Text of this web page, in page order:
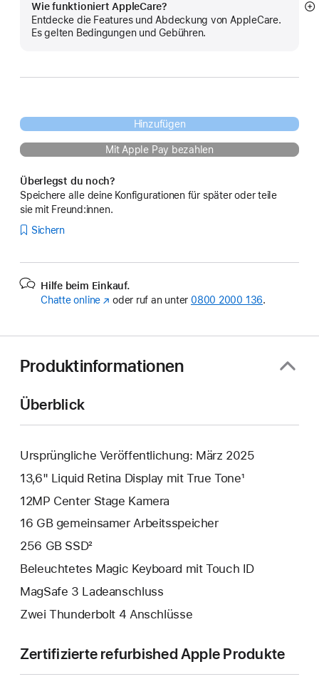
Wie funktioniert AppleCare?
Entdecke die Features und Abdeckung von AppleCare.
Es gelten Bedingungen und Gebühren.
Hinzufügen
Mit Apple Pay bezahlen
Überlegst du noch?
Speichere alle deine Konfigurationen für später oder teile
sie mit Freund:innen.
Sichern
Hilfe beim Einkauf.
Chatte online (Öffnet
oder ruf an unter 0800 2000 136.
Produktinformationen
Überblick
Ursprüngliche Veröffentlichung: März 2025
13,6" Liquid Retina Display mit True Tone¹
12MP Center Stage Kamera
16 GB gemeinsamer Arbeitsspeicher
256 GB SSD²
Beleuchtetes Magic Keyboard mit Touch ID
MagSafe 3 Ladeanschluss
Zwei Thunderbolt 4 Anschlüsse
Zertifizierte refurbished Apple Produkte